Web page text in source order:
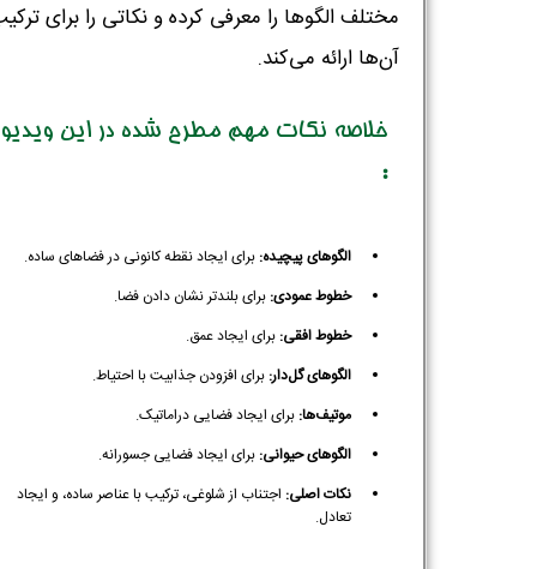
مختلف الگوها را معرفی کرده و نکاتی را برای
آن‌ها ارائه می‌کند.
خلاصه نکات مهم مطرح شده در این ویدیو
:
الگوهای پیچیده: برای ایجاد نقطه کانونی در فضاهای ساده.
خطوط عمودی: برای بلندتر نشان دادن فضا.
خطوط افقی: برای ایجاد عمق.
الگوهای گل‌دار: برای افزودن جذابیت با احتیاط.
موتیف‌ها: برای ایجاد فضایی دراماتیک.
الگوهای حیوانی: برای ایجاد فضایی جسورانه.
نکات اصلی: اجتناب از شلوغی، ترکیب با عناصر ساده، و ایجاد
تعادل.